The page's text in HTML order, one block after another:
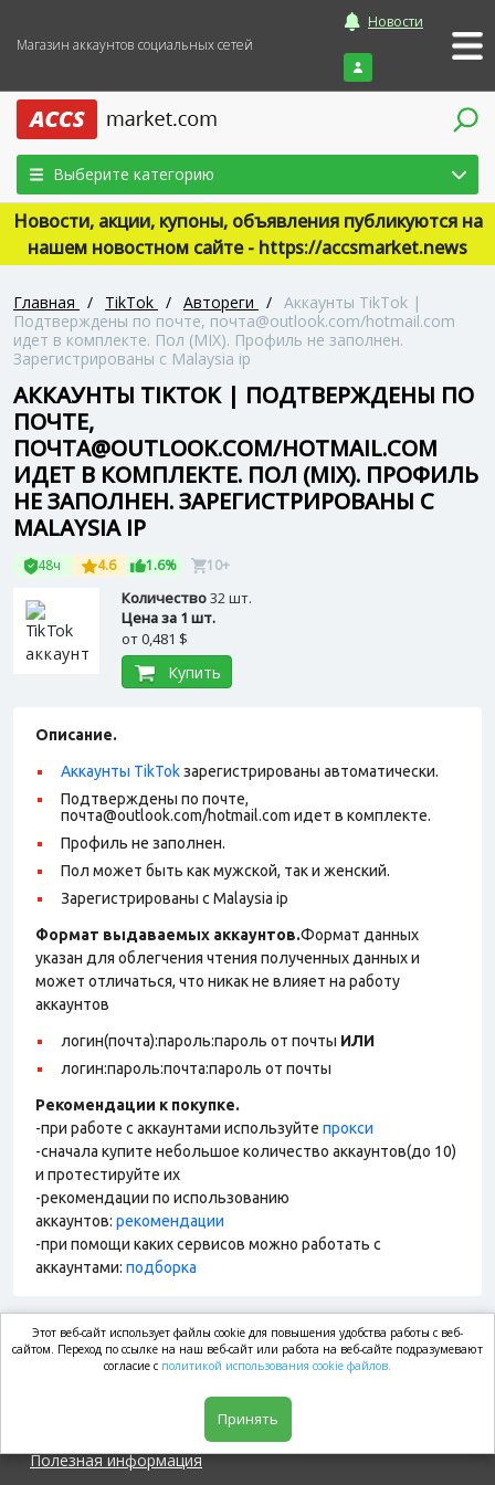
Магазин аккаунтов социальных сетей
Новости
Войти
Выберите категорию
Новости, акции, купоны, объявления публикуются на
нашем новостном сайте - https://accsmarket.news
Главная / TikTok / Автореги / Аккаунты TikTok |
Подтверждены по почте, почта@outlook.com/hotmail.com
идет в комплекте. Пол (MIX). Профиль не заполнен.
Зарегистрированы с Malaysia ip
АККАУНТЫ TIKTOK | ПОДТВЕРЖДЕНЫ ПО
ПОЧТЕ,
ПОЧТА@OUTLOOK.COM/HOTMAIL.COM
ИДЕТ В КОМПЛЕКТЕ. ПОЛ (MIX). ПРОФИЛЬ
НЕ ЗАПОЛНЕН. ЗАРЕГИСТРИРОВАНЫ С
MALAYSIA IP
48ч 4.6 1.6% 10+
Количество32 шт.
Цена за 1 шт.
от0,481 $
Купить
Описание.
Аккаунты TikTokзарегистрированы автоматически.
Подтверждены по почте,
почта@outlook.com/hotmail.com идет в комплекте.
Профиль не заполнен.
Пол может быть как мужской, так и женский.
Зарегистрированы с Malaysia ip
Формат выдаваемых аккаунтов.Формат данных
указан для облегчения чтения полученных данных и
может отличаться, что никак не влияет на работу
аккаунтов
логин(почта):пароль:пароль от почты ИЛИ
логин:пароль:почта:пароль от почты
Рекомендации к покупке.
-при работе с аккаунтами используйте прокси
-сначала купите небольшое количество аккаунтов(до 10)
и протестируйте их
-рекомендации по использованию
аккаунтов: рекомендации
-при помощи каких сервисов можно работать с
аккаунтами: подборка
market.com
Полезная информация
Этот веб-сайт использует файлы cookie для повышения удобства работы с веб-
сайтом. Переход по ссылке на наш веб-сайт или работа на веб-сайте подразумевают
согласие с политикой использования cookie файлов.
Принять